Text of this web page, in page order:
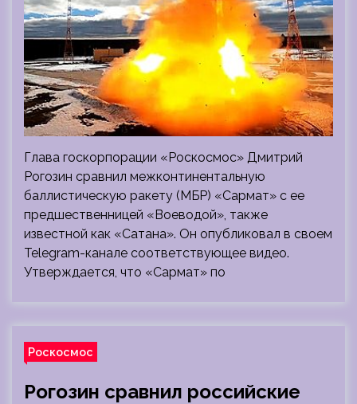
Глава госкорпорации «Роскосмос» Дмитрий
Рогозин сравнил межконтинентальную
баллистическую ракету (МБР) «Сармат» с ее
предшественницей «Воеводой», также
известной как «Сатана». Он опубликовал в своем
Telegram-канале соответствующее видео.
Утверждается, что «Сармат» по
Роскосмос
Рогозин сравнил российские